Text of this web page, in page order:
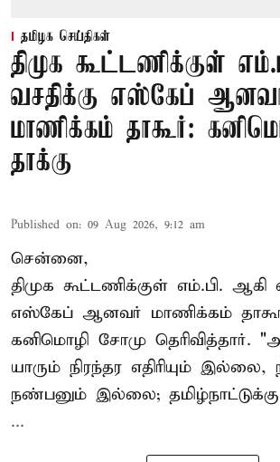
தமிழக செய்திகள்
திமுக கூட்டணிக்குள்
வசதிக்கு எஸ்கேப்
மாணிக்கம் தாகூர்:
தாக்கு
Published on: 09 Aug 2026, 9:12 am
சென்னை,
திமுக கூட்டணிக்குள் எம்.பி. ஆகி
எஸ்கேப் ஆனவர் மாணிக்கம்
கனிமொழி சோமு தெரிவித்தார்.
யாரும் நிரந்தர எதிரியும் இல்லை,
நண்பனும் இல்லை;
...